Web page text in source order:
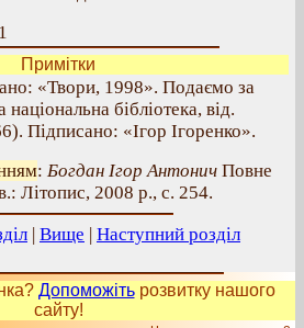
Примітки
«Твори, 1998». Подаємо за
бібліотека, від.
Підписано: «Ігор Ігоренко».
: Богдан Ігор Антонич Повне
Літопис, 2008 р., с. 254.
| Вище | Наступний розділ
Допоможітьрозвитку нашого
сайту!